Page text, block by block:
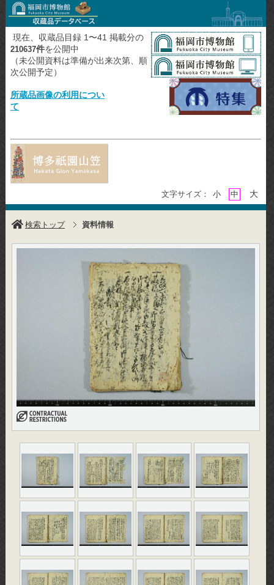
現在、収蔵品目録 1〜41 掲載分の
210637件を公開中
（未公開資料は準備が出来次第、順
次公開予定）
所蔵品画像の利用につい
て
文字サイズ： 小 中 大
検索トップ 資料情報